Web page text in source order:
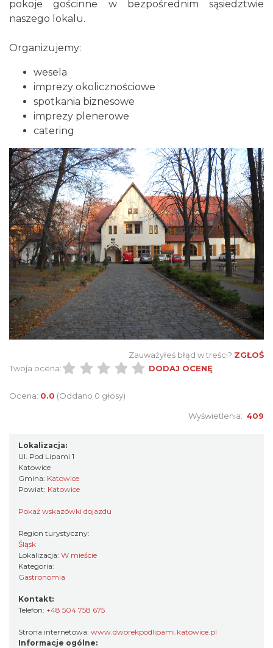
pokoje gościnne w bezpośrednim sąsiedztwie
naszego lokalu.
Organizujemy:
wesela
imprezy okolicznościowe
spotkania biznesowe
imprezy plenerowe
catering
Zauważyłeś błąd w treści? ZGŁOŚ
Twoja ocena:
DODAJ OCENĘ
Ocena: 0.0 (Oddano 0 głosy)
Wyświetlenia: 409
Lokalizacja:
Ul. Pod Lipami 1
Katowice
Gmina: Katowice
Powiat: Katowice
Pokaż wskazówki dojazdu
Region turystyczny:
Śląsk
Lokalizacja: W mieście
Kategoria:
Gastronomia
Kontakt:
Telefon: +48 504 758 675
Strona internetowa: www.dworekpodlipami.katowice.pl
Informacje ogólne: